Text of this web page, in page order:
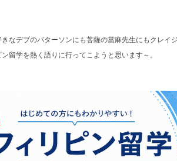
なデブのパターソンにも菩薩の當麻先生にもクレイ
留学を熱く語りに行ってこようと思います～。